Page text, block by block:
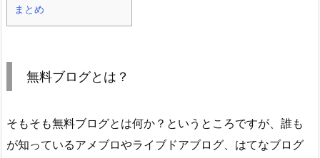
まとめ
無料ブログとは？
そもそも無料ブログとは何か？というところですが、誰も
が知っているアメブロやライブドアブログ、はてなブログ